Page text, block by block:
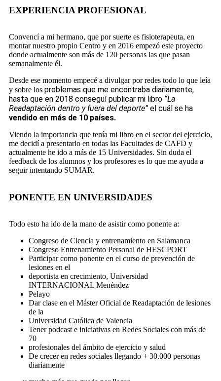
EXPERIENCIA PROFESIONAL
Convencí a mi hermano, que por suerte es fisioterapeuta, en
montar nuestro propio Centro y en 2016 empezó este proyecto
donde actualmente son más de 120 personas las que pasan
semanalmente él.
Desde ese momento empecé a divulgar por redes todo lo que leía
y sobre los problemas que me encontraba diariamente,
hasta que en 2018 conseguí publicar mi libro “La
Readaptación dentro y fuera del deporte”el cuál se ha
vendido en más de 10 países.
Viendo la importancia que tenía mi libro en el sector del ejercicio,
me decidí a presentarlo en todas las Facultades de CAFD y
actualmente he ido a más de 15 Universidades. Sin duda el
feedback de los alumnos y los profesores es lo que me ayuda a
seguir intentando SUMAR.
PONENTE EN UNIVERSIDADES
Todo esto ha ido de la mano de asistir como ponente a:
Congreso de Ciencia y entrenamiento en Salamanca
Congreso Entrenamiento Personal de HESCPORT
Participar como ponente en el curso de prevención de
lesiones en el
deportista en crecimiento, Universidad
INTERNACIONAL Menéndez
Pelayo
Dar clase en el Máster Oficial de Readaptación de lesiones
de la
Universidad Católica de Valencia
Tener podcast e iniciativas en Redes Sociales con más de
70
profesionales del ámbito de ejercicio y salud
De crecer en redes sociales llegando + 30.000 personas
diariamente